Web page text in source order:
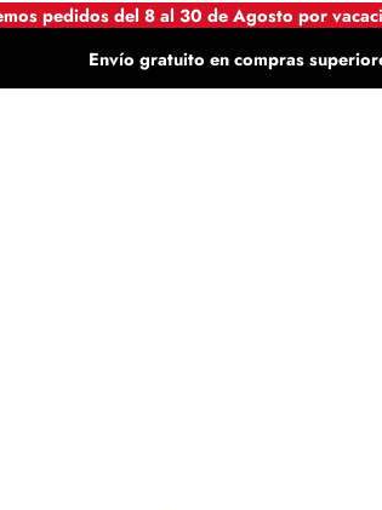
pedidos del 8 al 30 de Agosto por
Envío gratuito en compras